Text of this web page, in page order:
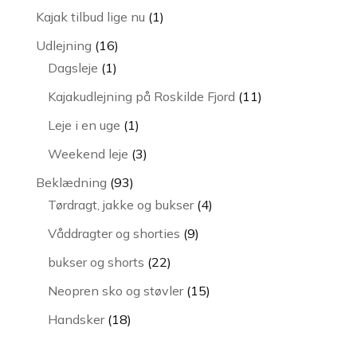
vare
Kajak tilbud lige nu 11
Udlejning 1616
varer
Dagsleje 11
vare
Kajakudlejning på Roskilde Fjord 1111
Leje i en uge 11
vare
Weekend leje 33
Beklædning 9393
varer
Tørdragt, jakke og bukser 44
Våddragter og shorties 99
bukser og shorts 2222
varer
Neopren sko og støvler 1515
Handsker 1818